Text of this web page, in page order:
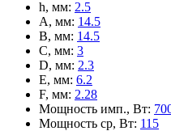
h, мм: 2.5
A, мм: 14.5
B, мм: 14.5
C, мм: 3
D, мм: 2.3
E, мм: 6.2
F, мм: 2.28
Мощность имп., Вт:
Мощность ср, Вт: 115